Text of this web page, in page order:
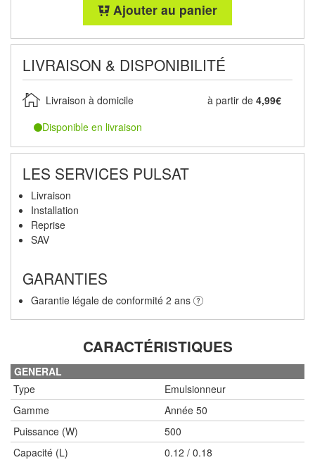
Ajouter au panier
LIVRAISON & DISPONIBILITÉ
Livraison à domicile à partir de 4,99€
Disponible en livraison
LES SERVICES PULSAT
Livraison
Installation
Reprise
SAV
GARANTIES
Garantie légale de conformité 2 ans
CARACTÉRISTIQUES
GENERAL
Type
Emulsionneur
Gamme
Année 50
Puissance (W)
500
Capacité (L)
0.12 / 0.18